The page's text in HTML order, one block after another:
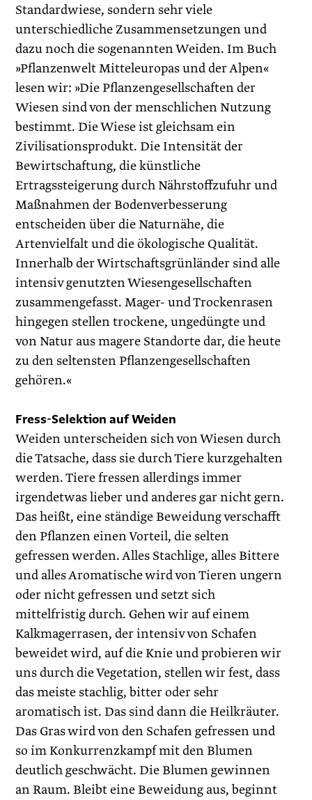
Standardwiese, sondern sehr viele
unterschiedliche Zusammensetzungen und
dazu noch die sogenannten Weiden. Im Buch
»Pflanzenwelt Mitteleuropas und der Alpen«
lesen wir: »Die Pflanzengesellschaften der
Wiesen sind von der menschlichen Nutzung
bestimmt. Die Wiese ist gleichsam ein
Zivilisationsprodukt. Die Intensität der
Bewirtschaftung, die künstliche
Ertragssteigerung durch Nährstoffzufuhr und
Maßnahmen der Bodenverbesserung
entscheiden über die Naturnähe, die
Artenvielfalt und die ökologische Qualität.
Innerhalb der Wirtschaftsgrünländer sind alle
intensiv genutzten Wiesengesellschaften
zusammengefasst. Mager- und Trockenrasen
hingegen stellen trockene, ungedüngte und
von Natur aus magere Standorte dar, die heute
zu den seltensten Pflanzengesellschaften
gehören.«
Fress-Selektion auf Weiden
Weiden unterscheiden sich von Wiesen durch
die Tatsache, dass sie durch Tiere kurzgehalten
werden. Tiere fressen allerdings immer
irgendetwas lieber und anderes gar nicht gern.
Das heißt, eine ständige Beweidung verschafft
den Pflanzen einen Vorteil, die selten
gefressen werden. Alles Stachlige, alles Bittere
und alles Aromatische wird von Tieren ungern
oder nicht gefressen und setzt sich
mittelfristig durch. Gehen wir auf einem
Kalkmagerrasen, der intensiv von Schafen
beweidet wird, auf die Knie und probieren wir
uns durch die Vegetation, stellen wir fest, dass
das meiste stachlig, bitter oder sehr
aromatisch ist. Das sind dann die Heilkräuter.
Das Gras wird von den Schafen gefressen und
so im Konkurrenzkampf mit den Blumen
deutlich geschwächt. Die Blumen gewinnen
an Raum. Bleibt eine Beweidung aus, beginnt